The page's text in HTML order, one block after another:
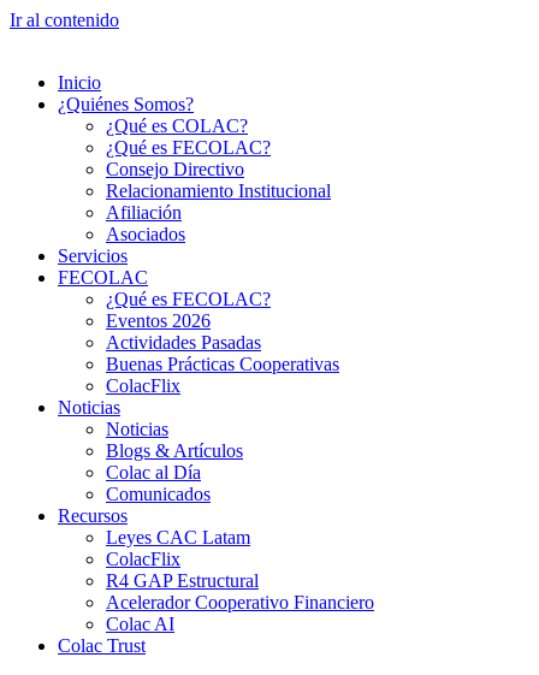
Ir al contenido
Inicio
¿Quiénes Somos?
¿Qué es COLAC?
¿Qué es FECOLAC?
Consejo Directivo
Relacionamiento Institucional
Afiliación
Asociados
Servicios
FECOLAC
¿Qué es FECOLAC?
Eventos 2026
Actividades Pasadas
Buenas Prácticas Cooperativas
ColacFlix
Noticias
Noticias
Blogs & Artículos
Colac al Día
Comunicados
Recursos
Leyes CAC Latam
ColacFlix
R4 GAP Estructural
Acelerador Cooperativo Financiero
Colac AI
Colac Trust